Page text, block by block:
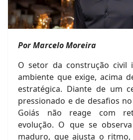
Por Marcelo Moreira
O setor da construção civil
ambiente que exige, acima
estratégica. Diante de um
pressionado e de desafios
Goiás não reage com
evolução. O que se
maduro, que ajusta o